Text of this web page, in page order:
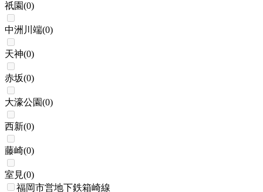
祇園(0)
中洲川端(0)
天神(0)
赤坂(0)
大濠公園(0)
西新(0)
藤崎(0)
室見(0)
福岡市営地下鉄箱崎線